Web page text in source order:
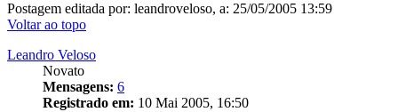
Postagem editada por: leandroveloso, a: 25/05/2005 13:59
Voltar ao topo
Leandro Veloso
Novato
Mensagens: 6
Registrado em: 10 Mai 2005, 16:50